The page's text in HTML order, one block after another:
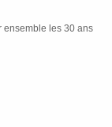
ensemble les 30 ans